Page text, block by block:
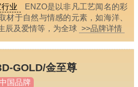
业
ENZO是以非凡工艺闻名的彩
材于自然与情感的元素，如海洋、
辰及爱情等，为全球 >>品牌详情
GOLD/金至尊
中国品牌